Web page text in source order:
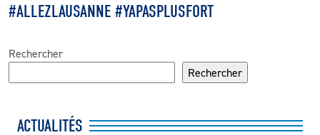
#ALLEZLAUSANNE #YAPASPLUSFORT
Rechercher
Rechercher
ACTUALITÉS